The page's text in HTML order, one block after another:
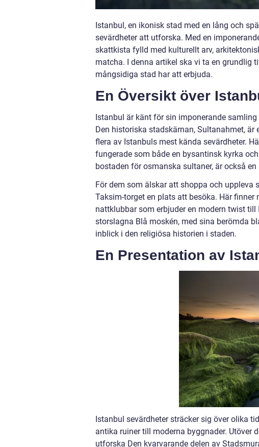
Istanbul, en ikonisk stad med en lång och
sevärdheter att utforska. Med en
skattkista fylld med kulturellt arv,
matcha. I denna artikel ska vi ta en grundlig
mångsidiga stad har att erbjuda.
En Översikt över
Istanbul är känt för sin imponerande
Den historiska stadskärnan, Sultanahmet,
flera av Istanbuls mest kända sevärdheter.
fungerade som både en bysantinsk kyrka
bostaden för osmanska sultaner, är också
För dem som älskar att shoppa och uppleva
Taksim-torget en plats att besöka. Här
nattklubbar som erbjuder en modern twist till
storslagna Blå moskén, med sina berömda
inblick i den religiösa historien i staden.
En Presentation av
Istanbul sevärdheter sträcker sig över olika
antika ruiner till moderna byggnader. Utöver
utforska Den kvarvarande delen av